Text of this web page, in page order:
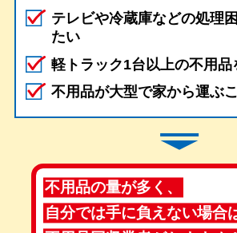
テレビや冷蔵庫などの処理
たい
軽トラック1台以上の不用品
不用品が大型で家から運ぶ
不用品の量が多く、
自分では手に負えない場合